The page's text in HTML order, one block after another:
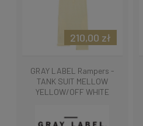
GRAY LABEL Rampers -
TANK SUIT MELLOW
YELLOW/OFF WHITE
210,00 zł